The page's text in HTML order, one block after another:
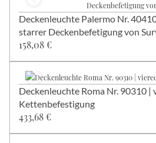
Deckenleuchte Palermo Nr.
starrer Deckenbefetigung von
158,08 €
Deckenleuchte Roma Nr. 90310 |
Kettenbefestigung
433,68 €